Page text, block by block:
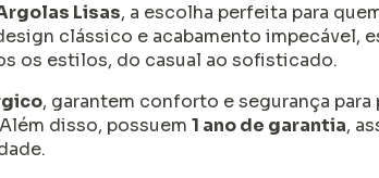
Lisas, a escolha perfeita para
clássico e acabamento impecável,
os estilos, do casual ao sofisticado.
, garantem conforto e segurança para
disso, possuem 1 ano de garantia,